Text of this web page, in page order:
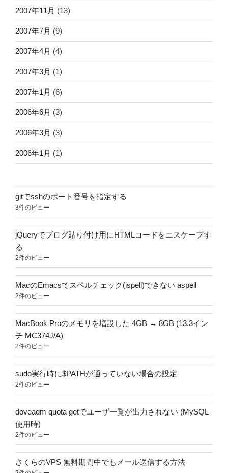
2007年11月 (13)
2007年7月 (9)
2007年4月 (4)
2007年3月 (1)
2007年1月 (6)
2006年6月 (3)
2006年3月 (3)
2006年1月 (1)
gitでsshのポート番号を指定する
3件のビュー
jQueryでブログ貼り付け用にHTMLコードをエスケープす
る
2件のビュー
MacのEmacsでスペルチェック(ispell)できない aspell
2件のビュー
MacBook Proのメモリを増設した 4GB → 8GB (13.3イン
チ MC374J/A)
2件のビュー
sudo実行時に$PATHが通っていない場合の設定
2件のビュー
doveadm quota getでユーザ一覧が出力されない (MySQL
使用時)
2件のビュー
さくらのVPS 無料期間中でもメール送信する方法